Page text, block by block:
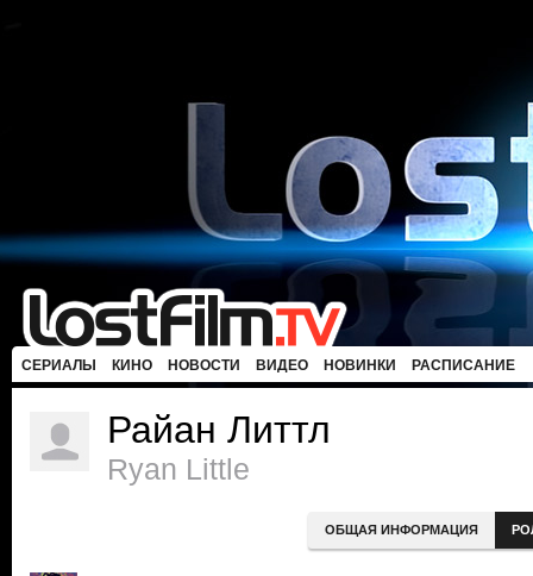
СЕРИАЛЫ КИНО НОВОСТИ ВИДЕО НОВИНКИ РАСПИСАНИЕ
Райан Литтл
Ryan Little
ОБЩАЯ ИНФОРМАЦИЯ